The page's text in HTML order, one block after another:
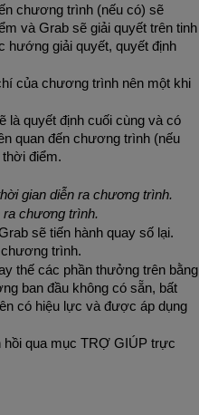
chương trình (nếu có) sẽ
và Grab sẽ giải quyết trên tinh
hướng giải quyết, quyết định
của chương trình nên một khi
là quyết định cuối cùng và có
quan đến chương trình (nếu
điểm.
gian diễn ra chương trình.
ra chương trình.
sẽ tiến hành quay số lại.
trình.
thế các phần thưởng trên bằng
ban đầu không có sẵn, bất
có hiệu lực và được áp dụng
hồi qua mục TRỢ GIÚP trực